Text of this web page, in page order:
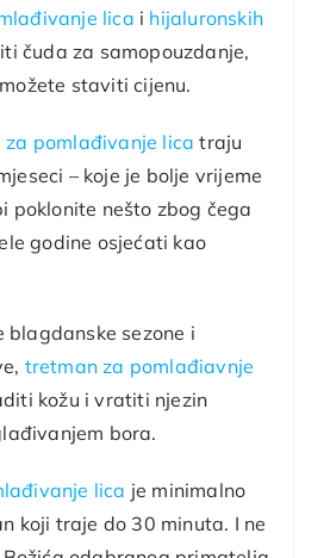
lica i hijaluronskih
čuda za samopouzdanje,
staviti cijenu.
pomlađivanje lica traju
– koje je bolje vrijeme
poklonite nešto zbog čega
godine osjećati kao
blagdanske sezone i
tretman za pomlađiavnje
kožu i vratiti njezin
bora.
lica je minimalno
koji traje do 30 minuta. I ne